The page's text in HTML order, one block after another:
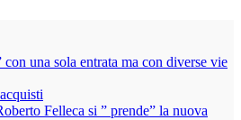
una sola entrata ma con diverse vie
Felleca si ” prende” la nuova